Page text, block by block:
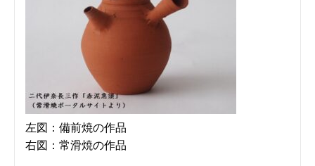
左図：備前焼の作品
右図：常滑焼の作品